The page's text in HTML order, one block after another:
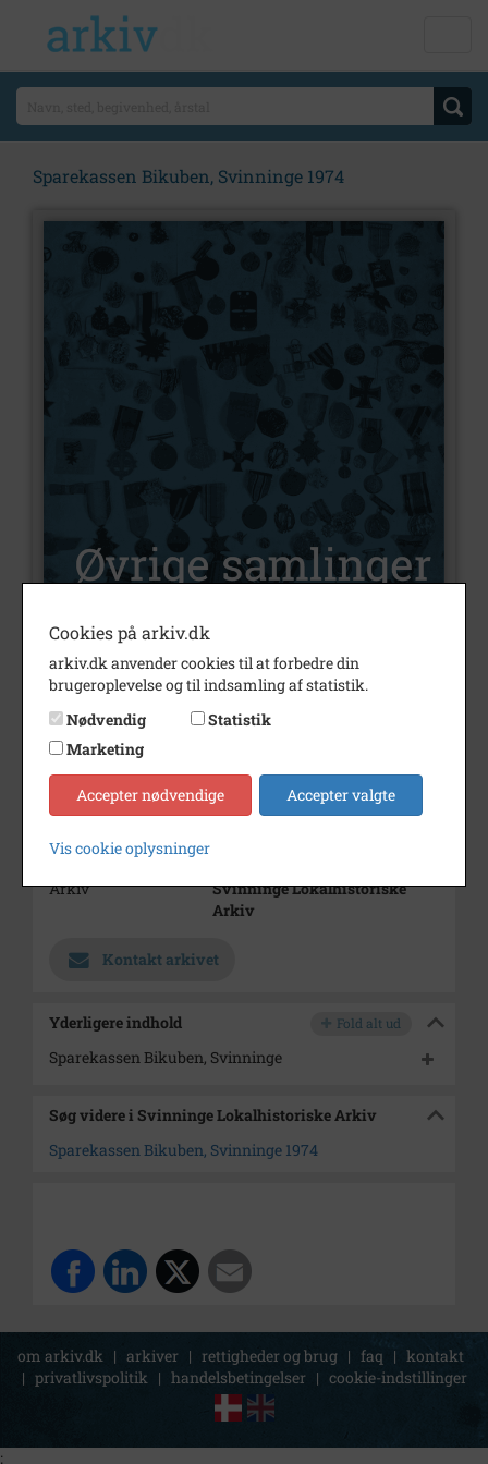
Sparekassen Bikuben, Svinninge 1974
Nummer
U14
Type
Øvrige samlinger
Bemærkning
Årstal
1974
Arkiv
Svinninge Lokalhistoriske
Arkiv
Kontakt arkivet
Yderligere indhold Fold alt ud
Sparekassen Bikuben, Svinninge
Søg videre i Svinninge Lokalhistoriske Arkiv
Sparekassen Bikuben, Svinninge 1974
om arkiv.dk | arkiver | rettigheder og brug | faq | kontakt
| privatlivspolitik | handelsbetingelser | cookie-indstillinger
Cookies på arkiv.dk
arkiv.dk anvender cookies til at forbedre din
brugeroplevelse og til indsamling af statistik.
Nødvendig
Statistik
Marketing
Accepter nødvendige Accepter valgte
Vis cookie oplysninger
;